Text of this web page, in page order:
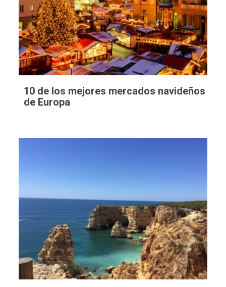
10 de los mejores mercados navideños
de Europa